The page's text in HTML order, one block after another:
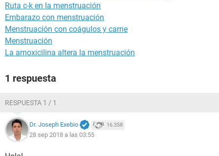
Ruta c-k en la menstruación
Embarazo con menstruación
Menstruación con coágulos y carne
Menstruación
La amoxicilina altera la menstruación
1 respuesta
RESPUESTA 1 / 1
Dr. Joseph Exebio 16.358
28 sep 2018 a las 03:55